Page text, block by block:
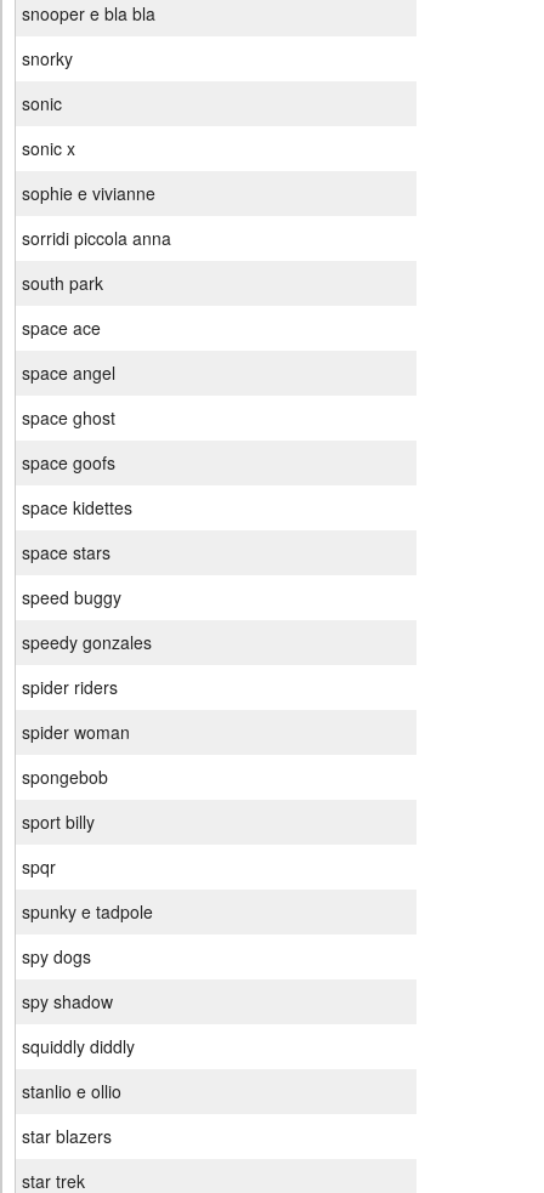
snooper e bla bla
snorky
sonic
sonic x
sophie e vivianne
sorridi piccola anna
south park
space ace
space angel
space ghost
space goofs
space kidettes
space stars
speed buggy
speedy gonzales
spider riders
spider woman
spongebob
sport billy
spqr
spunky e tadpole
spy dogs
spy shadow
squiddly diddly
stanlio e ollio
star blazers
star trek